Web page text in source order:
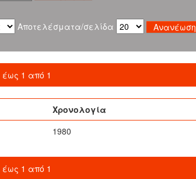
Αποτελέσματα/σελίδα
1 από 1
Χρονολογία
1980
1 από 1